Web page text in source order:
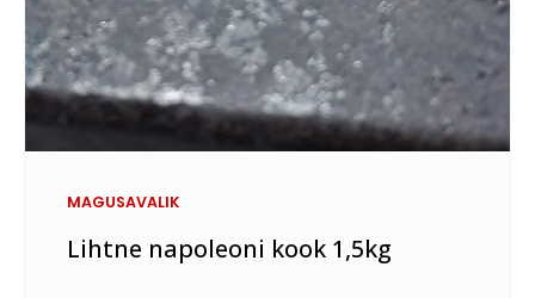
MAGUSAVALIK
Lihtne napoleoni kook 1,5kg